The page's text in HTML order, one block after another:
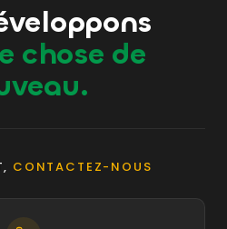
chose de
CONTACTEZ-NOUS